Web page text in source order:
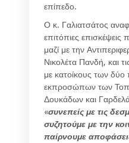
επίπεδο.
Ο κ. Γαλιατσάτος
επιτόπιες
μαζί με την
Νικολέτα Πανδή, και
με κατοίκους των δύο
εκπροσώπων των
Δουκάδων και
«συνεπείς με τις
συζητούμε με την
παίρνουμε